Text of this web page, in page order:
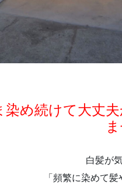
染め続けて大丈
白髪が
「頻繁に染めて